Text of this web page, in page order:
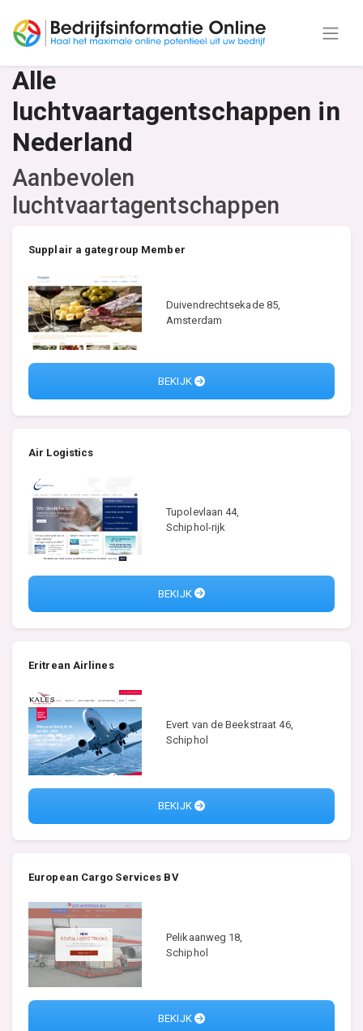
Alle
luchtvaartagentschappen in
Nederland
Aanbevolen
luchtvaartagentschappen
Supplair a gategroup Member
Duivendrechtsekade 85,
Amsterdam
BEKIJK
Air Logistics
Tupolevlaan 44,
Schiphol-rijk
BEKIJK
Eritrean Airlines
Evert van de Beekstraat 46,
Schiphol
BEKIJK
European Cargo Services BV
Pelikaanweg 18,
Schiphol
BEKIJK